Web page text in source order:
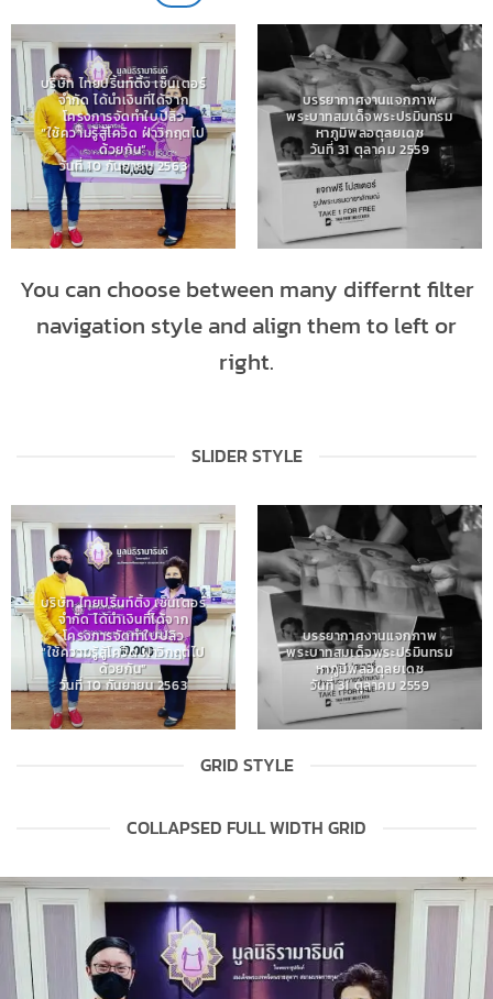
บริษัท ไทยปริ้นท์ติ้ง เซ็นเตอร์
จำกัด ได้นำเงินที่ได้จาก
โครงการจัดทำใบปลิว
“ใช้ความรู้สู้โควิด ฝ่าวิกฤตไป
ด้วยกัน”
วันที่ 10 กันยายน 2563
บรรยากาศงานแจกภาพ
พระบาทสมเด็จพระปรมินทรม
หาภูมิพลอดุลยเดช
วันที่ 31 ตุลาคม 2559
You can choose between many differnt filter
navigation style and align them to left or
right.
SLIDER STYLE
บริษัท ไทยปริ้นท์ติ้ง เซ็นเตอร์
จำกัด ได้นำเงินที่ได้จาก
โครงการจัดทำใบปลิว
“ใช้ความรู้สู้โควิด ฝ่าวิกฤตไป
ด้วยกัน”
วันที่ 10 กันยายน 2563
บรรยากาศงานแจกภาพ
พระบาทสมเด็จพระปรมินทรม
หาภูมิพลอดุลยเดช
วันที่ 31 ตุลาคม 2559
GRID STYLE
COLLAPSED FULL WIDTH GRID